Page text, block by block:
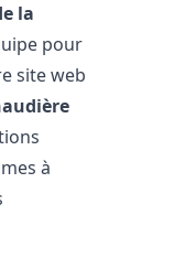
la
pour
site web
à